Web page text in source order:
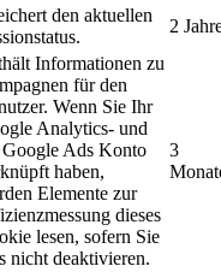
den aktuellen
2
Informationen zu
für den
Wenn Sie Ihr
Analytics- und
Ads Konto
haben,
Elemente zur
dieses
lesen, sofern Sie
nicht deaktivieren.
3